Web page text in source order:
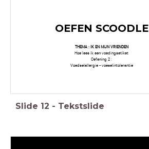
OEFEN SCOODLE
THEMA : IK EN MIJN VRIENDEN
Hoe lees ik een voedingsetiket
Oefening 2 :
Voedselallergie - voeselintolerantie
Slide 12 - Tekstslide